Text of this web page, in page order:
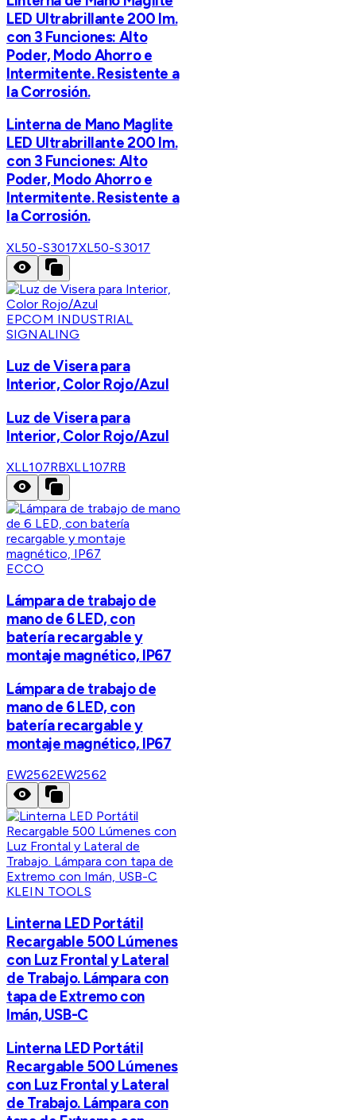
LED Ultrabrillante 200 lm.
con 3 Funciones: Alto
Poder, Modo Ahorro e
Intermitente. Resistente a
la Corrosión.
Linterna de Mano Maglite
LED Ultrabrillante 200 lm.
con 3 Funciones: Alto
Poder, Modo Ahorro e
Intermitente. Resistente a
la Corrosión.
XL50-S3017XL50-S3017
EPCOM INDUSTRIAL
SIGNALING
Luz de Visera para
Interior, Color Rojo/Azul
Luz de Visera para
Interior, Color Rojo/Azul
XLL107RBXLL107RB
ECCO
Lámpara de trabajo de
mano de 6 LED, con
batería recargable y
montaje magnético, IP67
Lámpara de trabajo de
mano de 6 LED, con
batería recargable y
montaje magnético, IP67
EW2562EW2562
KLEIN TOOLS
Linterna LED Portátil
Recargable 500 Lúmenes
con Luz Frontal y Lateral
de Trabajo. Lámpara con
tapa de Extremo con
Imán, USB-C
Linterna LED Portátil
Recargable 500 Lúmenes
con Luz Frontal y Lateral
de Trabajo. Lámpara con